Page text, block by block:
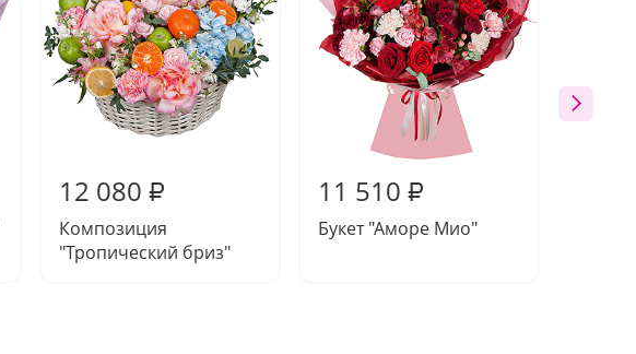
12 080 ₽
Композиция
"Тропический бриз"
11 510 ₽
Букет "Аморе Мио"